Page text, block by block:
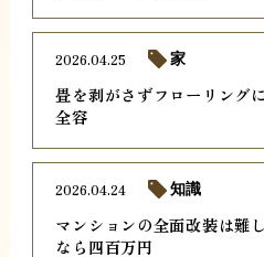
畳を剥がさずフローリング
全容
2026.04.25 家
マンションの全面改装は難
なら四百万円
2026.04.24 知識